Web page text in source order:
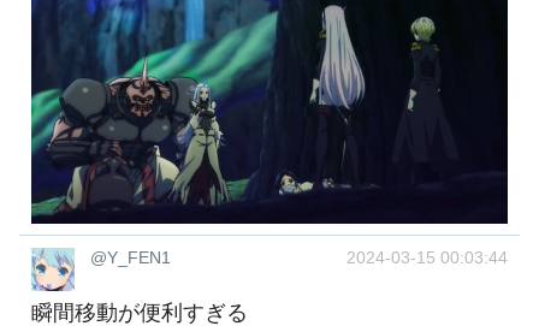
@Y_FEN1 2024-03-15 00:03:44
瞬間移動が便利すぎる